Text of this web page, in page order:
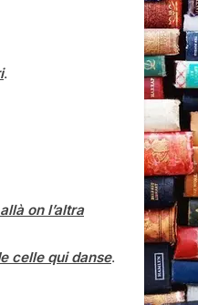
.
on l’altra
celle qui danse.